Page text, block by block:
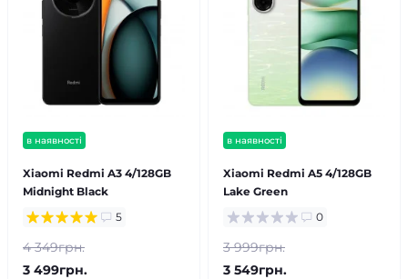
в наявності
Xiaomi Redmi A3 4/128GB
Midnight Black
5
4 349грн.
3 499грн.
в наявності
Xiaomi Redmi A5 4/128GB
Lake Green
0
3 999грн.
3 549грн.